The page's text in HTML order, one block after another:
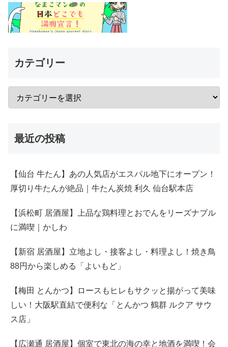
カテゴリー
最近の投稿
【仙台 牛たん】あの人気店がエスパル地下にオープン！
厚切り牛たんが絶品｜牛たん炭焼 利久 仙台駅本店
【浜松町 居酒屋】上品な鶏料理とおでんをリーズナブル
に満喫｜かしわ
【新宿 居酒屋】立地よし・接客よし・料理よし！焼き鳥
88円から楽しめる「よいもど」
【梅田 とんかつ】ロースもヒレもサクッと揚がって美味
しい！大阪駅直結で便利な「とんかつ 鶴群 ルクア サウ
ス店」
【広瀬通 居酒屋】個室で東北の海の幸と地酒を満喫！会